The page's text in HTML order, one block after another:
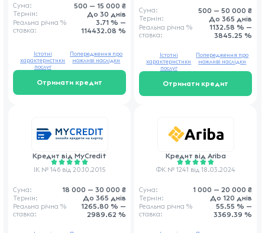
Сума: 500 — 15 000 ₴
Термін: До 30 днів
Реальна річна %
ставка:
3.71 % —
114432.08 %
Отримати кредит
Істотні
характеристики
послуг
Попередження про
можливі наслідки
Сума: 500 — 50 000 ₴
Термін: До 365 днів
Реальна річна %
ставка:
1132.58 % —
3845.25 %
Отримати кредит
Істотні
характеристики
послуг
Попередження про
можливі наслідки
Кредит від MyCredit
ІК № 146 від 20.10.2015
Сума: 18 000 — 30 000 ₴
Термін: До 365 днів
Реальна річна %
ставка:
1265.80 % —
2989.62 %
Кредит від Ariba
ФК № 1241 від 18.03.2024
Сума: 1 000 — 20 000 ₴
Термін: До 120 днів
Реальна річна %
ставка:
55.55 % —
3369.39 %